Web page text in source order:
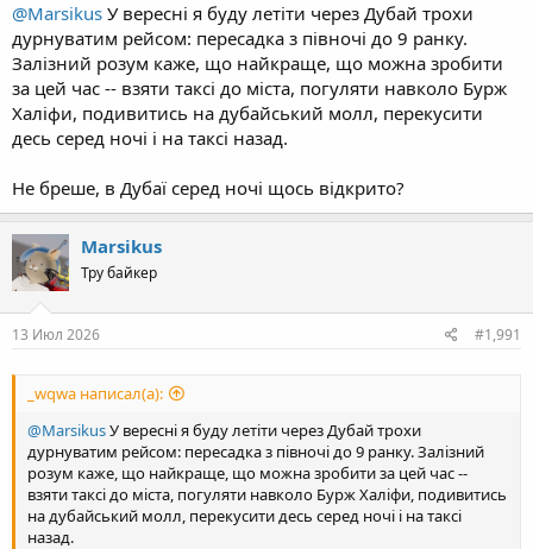
@Marsikus У вересні я буду летіти через Дубай трохи
дурнуватим рейсом: пересадка з півночі до 9 ранку.
Залізний розум каже, що найкраще, що можна зробити
за цей час -- взяти таксі до міста, погуляти навколо Бурж
Халіфи, подивитись на дубайський молл, перекусити
десь серед ночі і на таксі назад.
Не бреше, в Дубаї серед ночі щось відкрито?
Marsikus
Тру байкер
13 Июл 2026 #1,991
_wqwa написал(а):
@MarsikusУ вересні я буду летіти через Дубай трохи
дурнуватим рейсом: пересадка з півночі до 9 ранку. Залізний
розум каже, що найкраще, що можна зробити за цей час --
взяти таксі до міста, погуляти навколо Бурж Халіфи, подивитись
на дубайський молл, перекусити десь серед ночі і на таксі
назад.